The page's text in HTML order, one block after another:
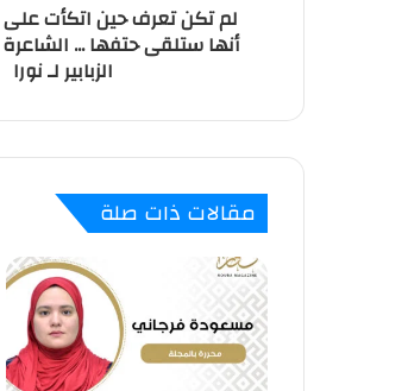
لم تكن تعرف حين اتكأت
أنها ستلقى حتفها ... الشاعرة
الزبابير لـ نورا
مقالات ذات صلة